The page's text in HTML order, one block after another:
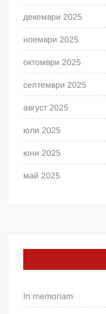
декември 2025
ноември 2025
октомври 2025
септември 2025
август 2025
юли 2025
юни 2025
май 2025
In memoriam